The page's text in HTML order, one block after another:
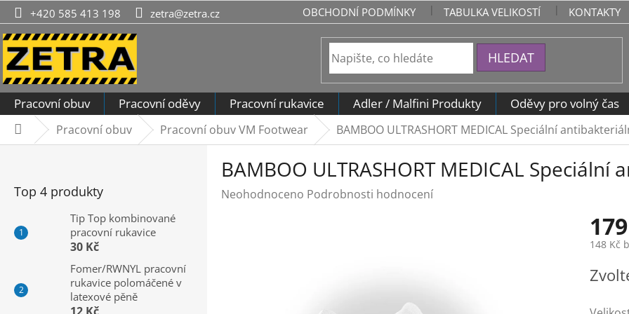
Přejít
na
obsah
+420 585 413 198 zetra@zetra.cz OBCHODNÍ PODMÍNKY TABULKA VELIKOSTÍ KONTAKTY
HLEDAT
Pracovní obuv Pracovní oděvy Pracovní rukavice Adler / Malfini Produkty Oděvy pro volný čas
DomůPracovní obuv Pracovní obuv VM Footwear BAMBOO ULTRASHORT MEDICAL Speciální
Top 4 produkty
Tip Top kombinované
pracovní rukavice
30 Kč
Fomer/RWNYL pracovní
rukavice polomáčené v
latexové pěně
BAMBOO ULTRASHORT MEDICAL
Průměrné
Neohodnoceno Podrobnosti hodnocení
148 Kč
cena: